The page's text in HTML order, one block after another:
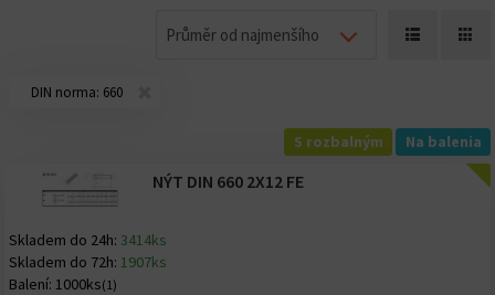
Průměr od najmenšího
DIN norma: 660
S rozbalným Na balenia
NÝT DIN 660 2X12 FE
Skladem do 24h: 3414ks
Skladem do 72h: 1907ks
Balení: 1000ks(1)